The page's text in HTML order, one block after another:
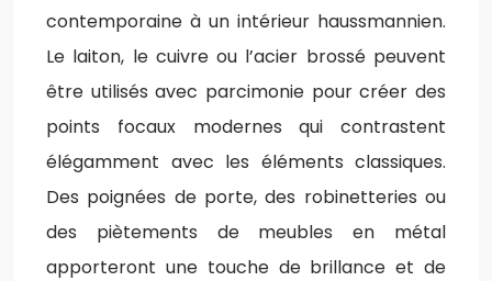
contemporaine à un intérieur haussmannien.
Le laiton, le cuivre ou l’acier brossé peuvent
être utilisés avec parcimonie pour créer des
points focaux modernes qui contrastent
élégamment avec les éléments classiques.
Des poignées de porte, des robinetteries ou
des piètements de meubles en métal
apporteront une touche de brillance et de